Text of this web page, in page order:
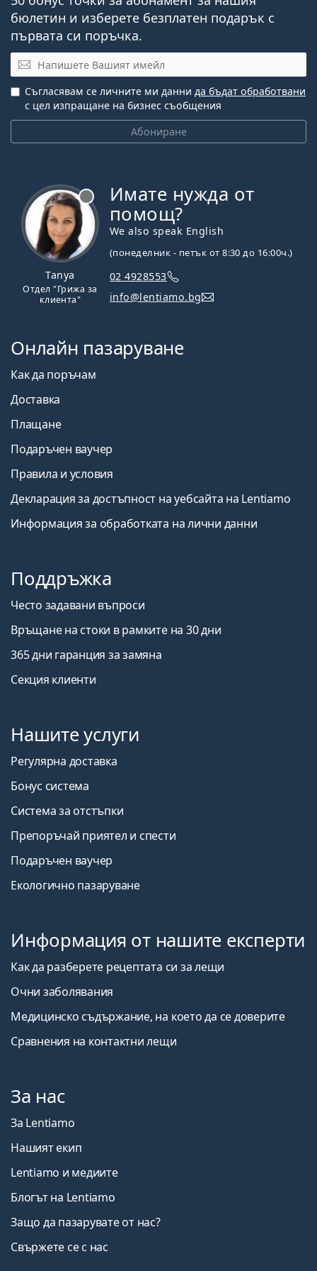
инструкциите преди употреба.
бюлетин и изберете безплатен подарък с
първата си поръчка.
Имейл
Абониране
Съгласявам се личните ми данни да бъдат обработвани
с цел изпращане на бизнес съобщения
Tanya
Отдел "Грижа за
клиента"
Имате нужда от
помощ?
We also speak English
(понеделник - петък от 8:30 до 16:00ч.)
02 4928553
info@lentiamo.bg
Онлайн пазаруване
Как да поръчам
Доставка
Плащане
Подаръчен ваучер
Правила и условия
Декларация за достъпност на уебсайта на Lentiamo
Информация за обработката на лични данни
Поддръжка
Често задавани въпроси
Връщане на стоки в рамките на 30 дни
365 дни гаранция за замяна
Секция клиенти
Нашите услуги
Регулярна доставка
Бонус система
Система за отстъпки
Препоръчай приятел и спести
Подаръчен ваучер
Екологично пазаруване
Информация от нашите експерти
Как да разберете рецептата си за лещи
Очни заболявания
Медицинско съдържание, на което да се доверите
Сравнения на контактни лещи
За нас
За Lentiamo
Нашият екип
Lentiamo и медиите
Блогът на Lentiamo
Защо да пазарувате от нас?
Свържете се с нас